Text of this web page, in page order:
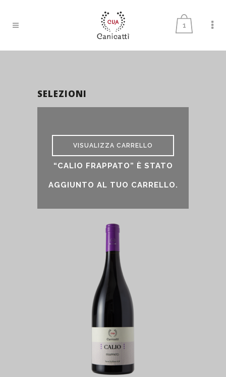
1
SELEZIONI
VISUALIZZA CARRELLO
“CALIO FRAPPATO” È STATO
AGGIUNTO AL TUO CARRELLO.